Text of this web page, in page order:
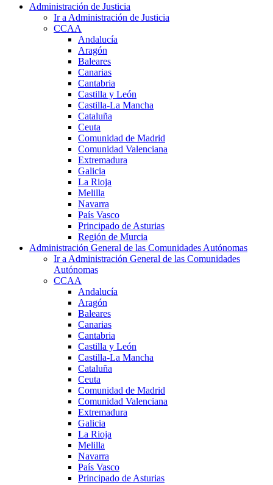
Administración de Justicia
Ir a Administración de Justicia
CCAA
Andalucía
Aragón
Baleares
Canarias
Cantabria
Castilla y León
Castilla-La Mancha
Cataluña
Ceuta
Comunidad de Madrid
Comunidad Valenciana
Extremadura
Galicia
La Rioja
Melilla
Navarra
País Vasco
Principado de Asturias
Región de Murcia
Administración General de las Comunidades Autónomas
Ir a Administración General de las Comunidades
Autónomas
CCAA
Andalucía
Aragón
Baleares
Canarias
Cantabria
Castilla y León
Castilla-La Mancha
Cataluña
Ceuta
Comunidad de Madrid
Comunidad Valenciana
Extremadura
Galicia
La Rioja
Melilla
Navarra
País Vasco
Principado de Asturias